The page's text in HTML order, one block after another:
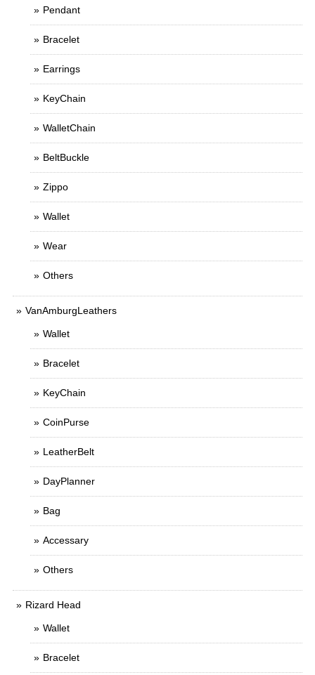
Pendant
Bracelet
Earrings
KeyChain
WalletChain
BeltBuckle
Zippo
Wallet
Wear
Others
VanAmburgLeathers
Wallet
Bracelet
KeyChain
CoinPurse
LeatherBelt
DayPlanner
Bag
Accessary
Others
Rizard Head
Wallet
Bracelet